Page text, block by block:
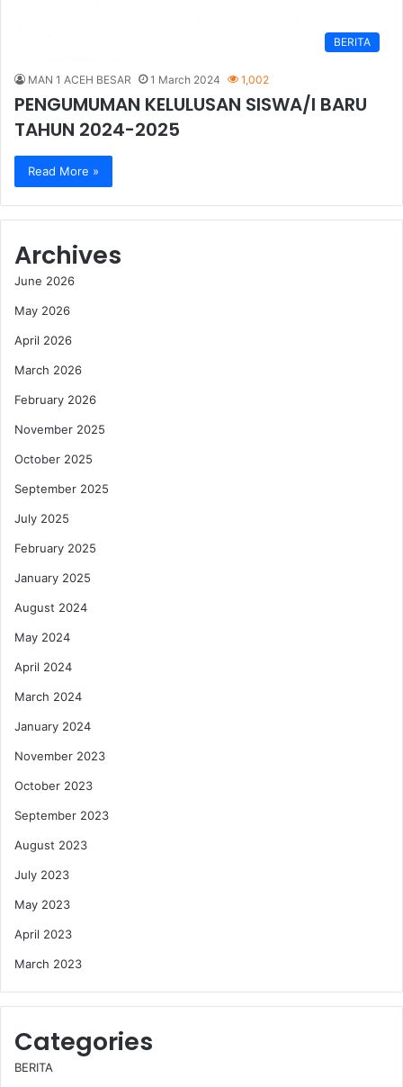
BERITA
MAN 1 ACEH BESAR 1 March 2024 1,002
PENGUMUMAN KELULUSAN SISWA/I BARU
TAHUN 2024-2025
Read More »
Archives
June 2026
May 2026
April 2026
March 2026
February 2026
November 2025
October 2025
September 2025
July 2025
February 2025
January 2025
August 2024
May 2024
April 2024
March 2024
January 2024
November 2023
October 2023
September 2023
August 2023
July 2023
May 2023
April 2023
March 2023
Categories
BERITA